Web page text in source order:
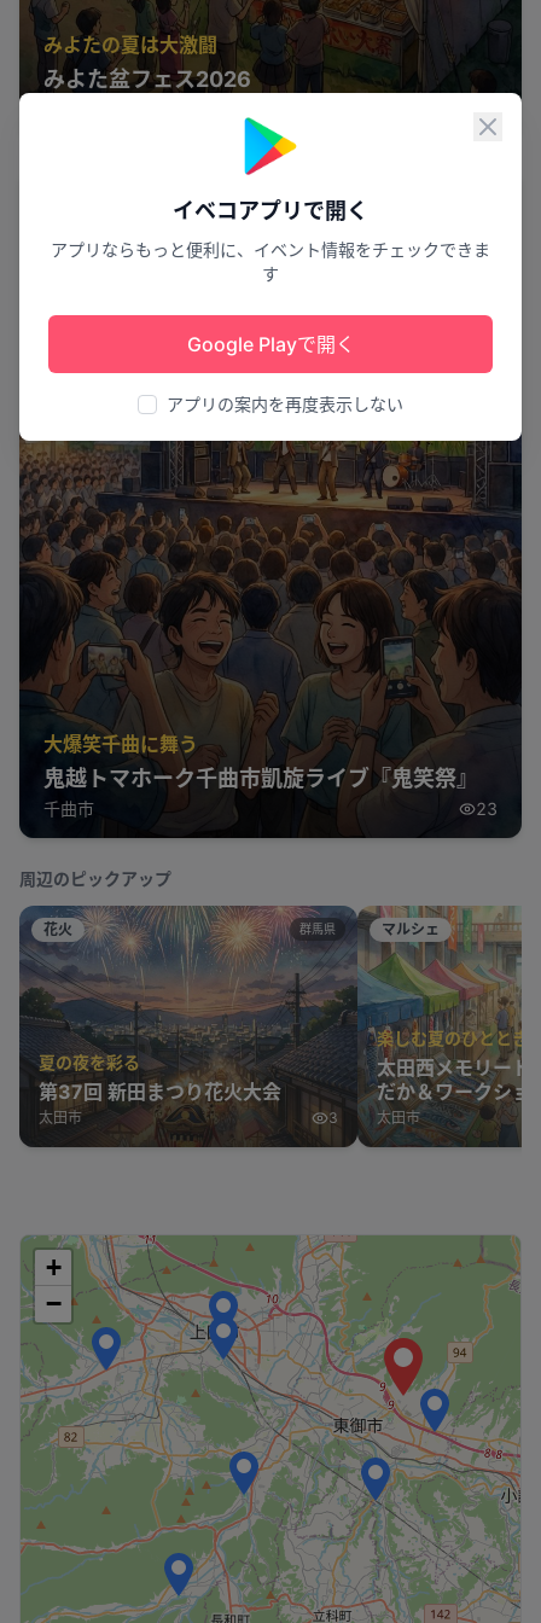
閉じ
イベコアプリで開く
アプリならもっと便利に、イベント情報をチェックできま
す
Google Playで開く
アプリの案内を再度表示しない
みよたの夏は大激闘
みよた盆フェス2026
大爆笑千曲に舞う
鬼越トマホーク千曲市凱旋ライブ『鬼笑祭』
千曲市 23
周辺のピックアップ
花火 群馬県
夏の夜を彩る
第37回 新田まつり花火大会
太田市 3
マルシェ
楽しむ夏のひととき
太田西メモリード
だか＆ワークショ
太田市
+
−